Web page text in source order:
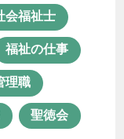
ービス
会福祉士
福祉の仕事
理職
聖徳会